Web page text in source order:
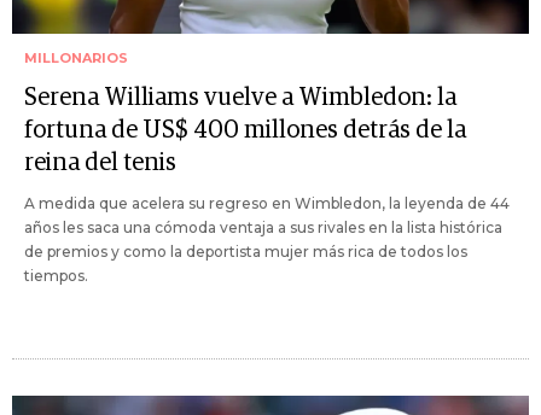
MILLONARIOS
Serena Williams vuelve a Wimbledon: la
fortuna de US$ 400 millones detrás de la
reina del tenis
A medida que acelera su regreso en Wimbledon, la leyenda de 44
años les saca una cómoda ventaja a sus rivales en la lista histórica
de premios y como la deportista mujer más rica de todos los
tiempos.